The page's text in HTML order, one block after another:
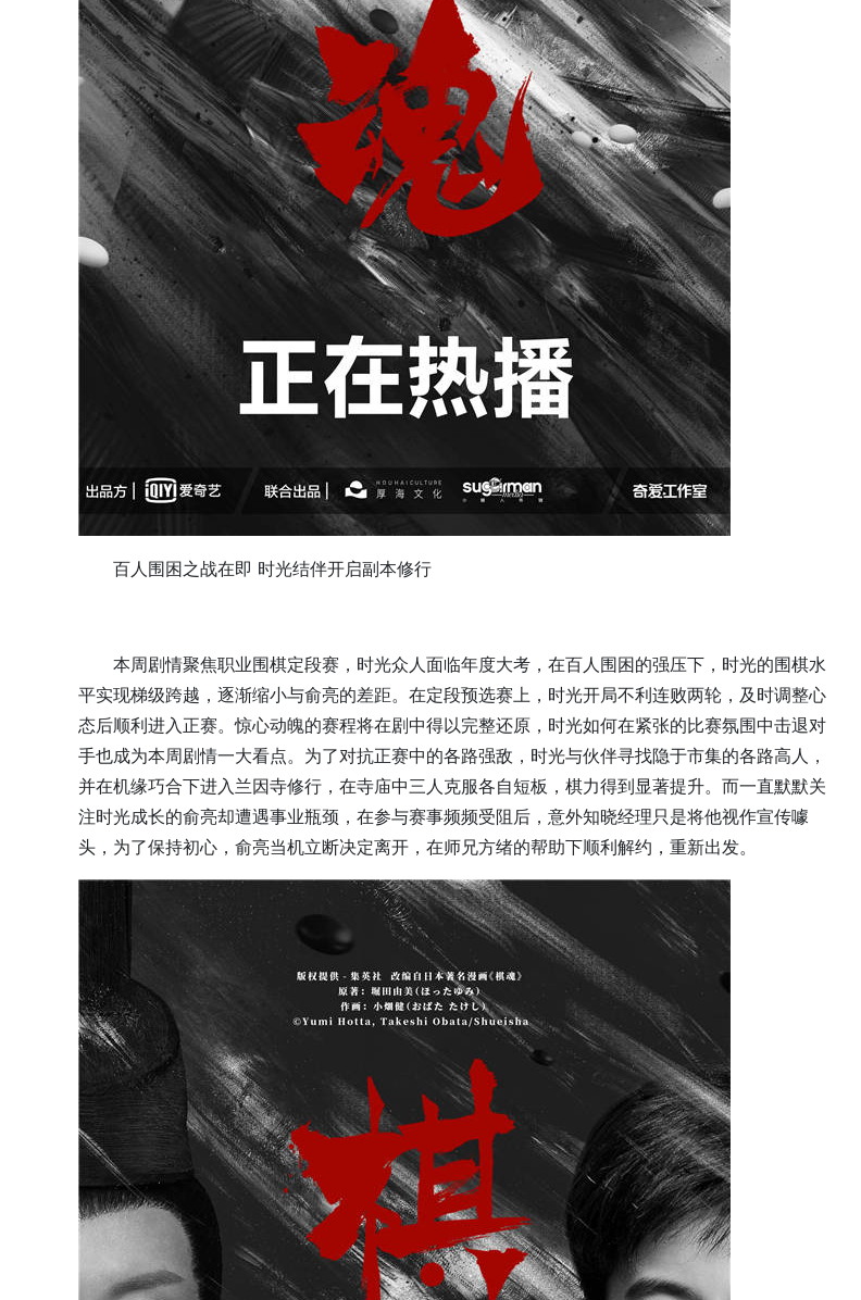
百人围困之战在即 时光结伴开启副本修行
本周剧情聚焦职业围棋定段赛，时光众人面临年度大考，在百人围困的强压下，时光的围棋水
平实现梯级跨越，逐渐缩小与俞亮的差距。在定段预选赛上，时光开局不利连败两轮，及时调整心
态后顺利进入正赛。惊心动魄的赛程将在剧中得以完整还原，时光如何在紧张的比赛氛围中击退对
手也成为本周剧情一大看点。为了对抗正赛中的各路强敌，时光与伙伴寻找隐于市集的各路高人，
并在机缘巧合下进入兰因寺修行，在寺庙中三人克服各自短板，棋力得到显著提升。而一直默默关
注时光成长的俞亮却遭遇事业瓶颈，在参与赛事频频受阻后，意外知晓经理只是将他视作宣传噱
头，为了保持初心，俞亮当机立断决定离开，在师兄方绪的帮助下顺利解约，重新出发。